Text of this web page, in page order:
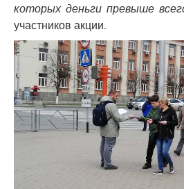
которых деньги превыше
участников акции.